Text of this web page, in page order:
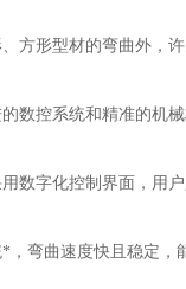
形型材的弯曲外，许
控系统和精准的机械
字化控制界面，用户
曲速度快且稳定，能